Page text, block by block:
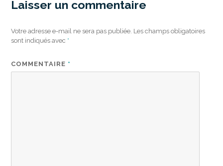
Laisser un commentaire
Votre adresse e-mail ne sera pas publiée. Les champs obligatoires
sont indiqués avec *
COMMENTAIRE *